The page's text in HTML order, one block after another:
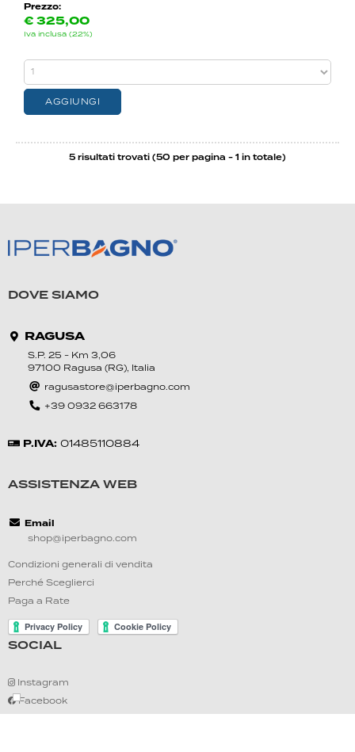
Prezzo:
€325,00
Iva inclusa (22%)
5 risultati trovati (50 per pagina - 1 in totale)
DOVE SIAMO
RAGUSA
S.P. 25 - Km 3,06
97100 Ragusa (RG), Italia
ragusastore@iperbagno.com
+39 0‍932 6631‍78
P.IVA: 01‍485110884
ASSISTENZA WEB
Email
shop@iperbagno.com
Condizioni generali di vendita
Perché Sceglierci
Paga a Rate
SOCIAL
Instagram
Facebook